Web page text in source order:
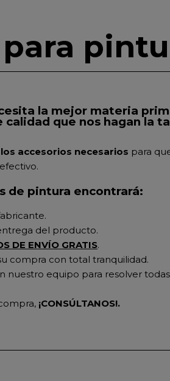
la mejor materia
que nos hagan la
los accesorios necesarios para
de pintura encontrará:
del producto.
DE ENVÍO GRATIS.
compra con total tranquilidad.
nuestro equipo para resolver todas
¡CONSÚLTANOS!.